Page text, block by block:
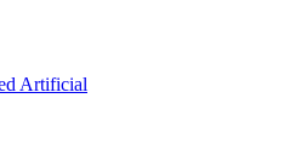
Artificial